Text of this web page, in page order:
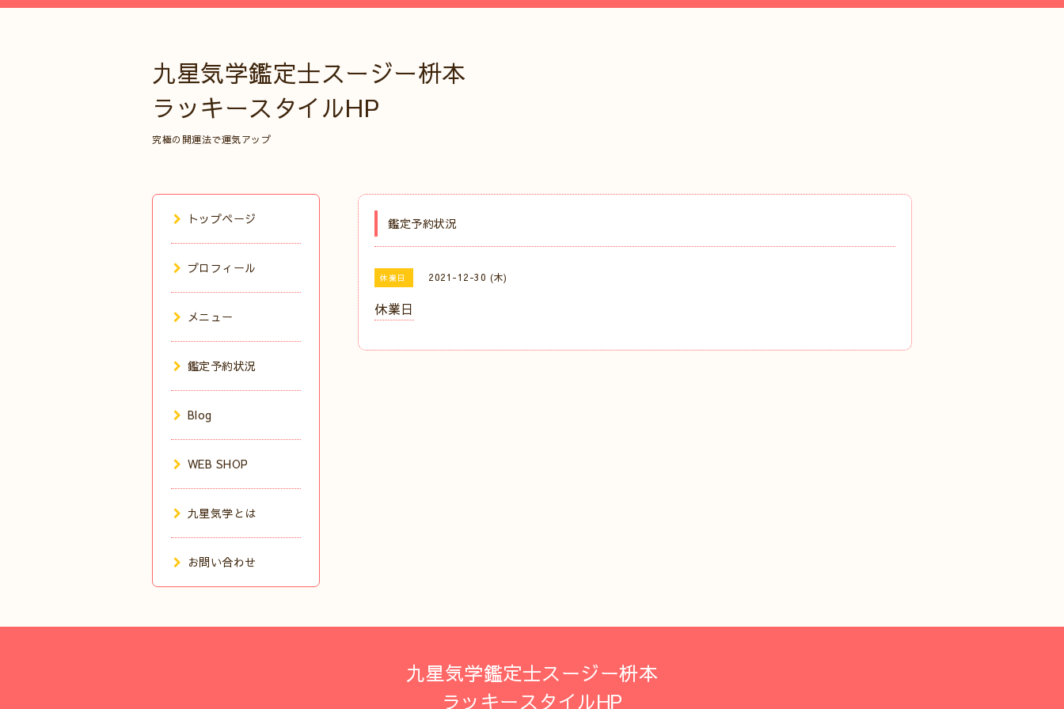
九星気学鑑定士スージー枡本
ラッキースタイルHP
究極の開運法で運気アップ
鑑定予約状況
休業日 2021-12-30 (木)
休業日
トップページ
プロフィール
メニュー
鑑定予約状況
Blog
WEB SHOP
九星気学とは
お問い合わせ
九星気学鑑定士スージー枡本
ラッキースタイルHP